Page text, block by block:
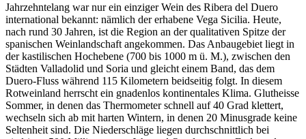
Jahrzehntelang war nur ein einziger Wein des Ribera del Duero
international bekannt: nämlich der erhabene Vega Sicilia. Heute,
nach rund 30 Jahren, ist die Region an der qualitativen Spitze der
spanischen Weinlandschaft angekommen. Das Anbaugebiet liegt in
der kastilischen Hochebene (700 bis 1000 m ü. M.), zwischen den
Städten Valladolid und Soria und gleicht einem Band, das dem
Duero-Fluss während 115 Kilometern beidseitig folgt. In diesem
Rotweinland herrscht ein gnadenlos kontinentales Klima. Glutheisse
Sommer, in denen das Thermometer schnell auf 40 Grad klettert,
wechseln sich ab mit harten Wintern, in denen 20 Minusgrade keine
Seltenheit sind. Die Niederschläge liegen durchschnittlich bei